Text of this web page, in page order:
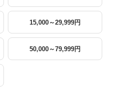
15,000～29,999円
50,000～79,999円